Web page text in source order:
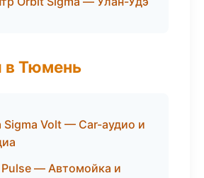
в Тюмень
Sigma Volt — Car-аудио и
— Автомойка и